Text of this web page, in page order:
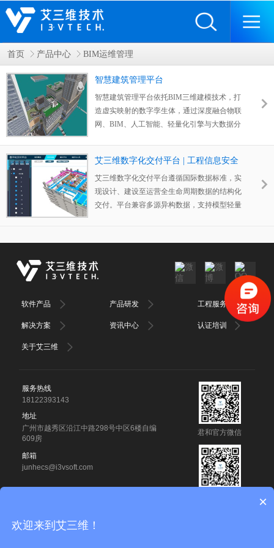
首页 产品中心 BIM运维管理
智慧建筑管理平台
智慧建筑管理平台依托BIM三维建模技术，打
造虚实映射的数字孪生体，通过深度融合物联
网、BIM、人工智能、轻量化引擎与大数据分
控"为核心价值，整合四大核心功能模块：模
型管理、数据驾驶舱、设备管理和数据仓储。
这种全维度的智慧化升级，不仅使建筑运维效
率提升40%以上，更通过预测性维护降低30%
艾三维数字化交付平台 | 工程信息安全
交付
艾三维数字化交付平台遵循国际数据标准，实
现设计、建设至运营全生命周期数据的结构化
交付。平台兼容多源异构数据，支持模型轻量
软件产品 产品研发 工程服务
解决方案 资讯中心 认证培训
关于艾三维
服务热线
18122393143
地址
广州市越秀区沿江中路298号中区6楼自编
609房
邮箱
junhecs@i3vsoft.com
君和官方微信
广州君和信息技术有限公司 版权所有
×
欢迎来到艾三维！